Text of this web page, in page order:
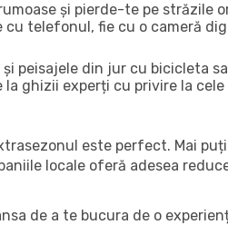
și pierde-te pe străzile
telefonul, fie cu o cameră
peisajele din jur cu bicicleta
ghizii experți cu privire la
este perfect. Mai
locale oferă adesea
de a te bucura de o